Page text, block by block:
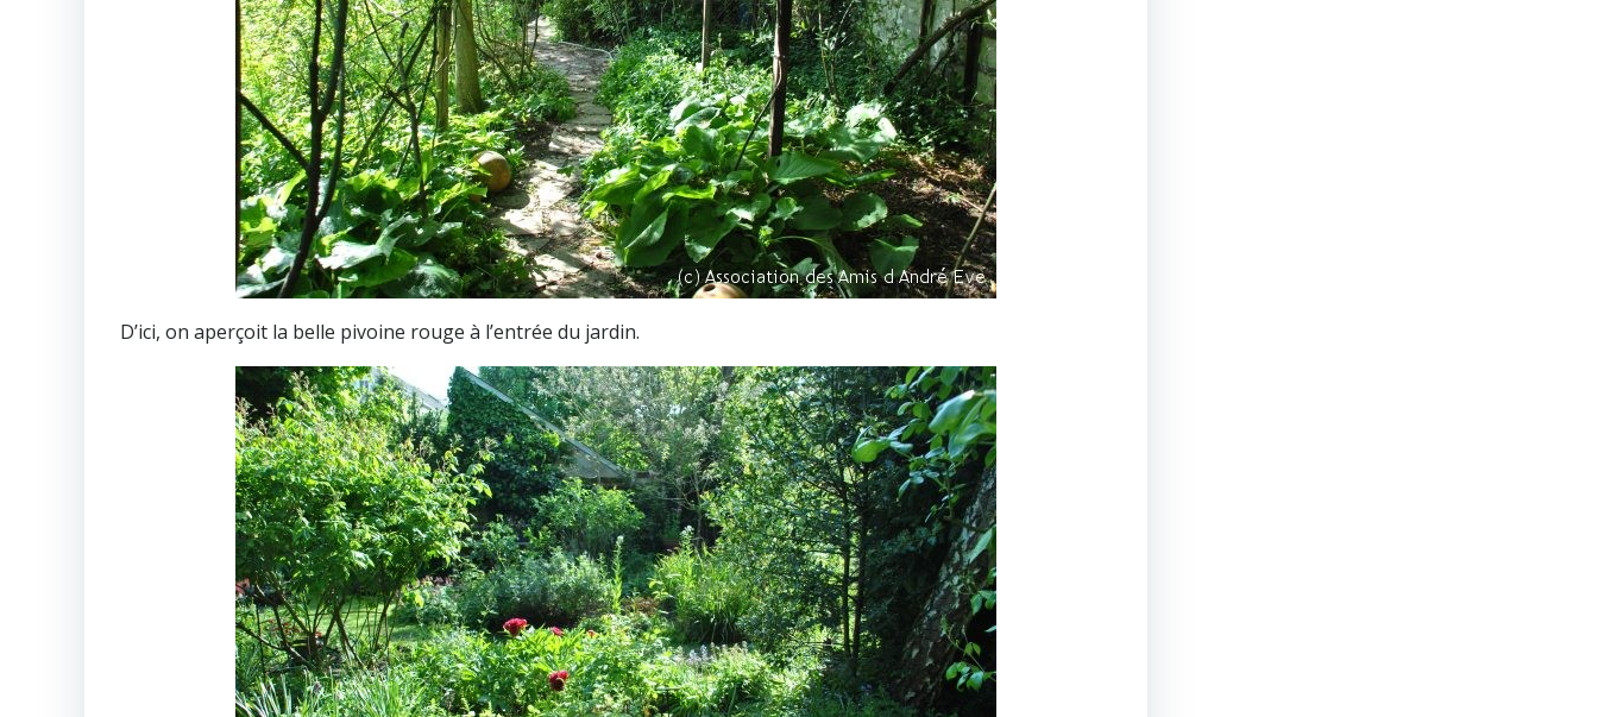
D’ici, on aperçoit la belle pivoine rouge à l’entrée du jardin.